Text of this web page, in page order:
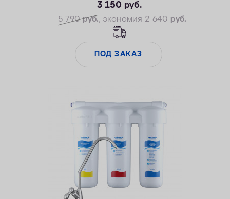
Снижение накипи
Моментальный доступ к чистой питьевой воде
Простое обслуживание
3 150 руб.
5 790руб., экономия 2 640 руб.
ПОД ЗАКАЗ